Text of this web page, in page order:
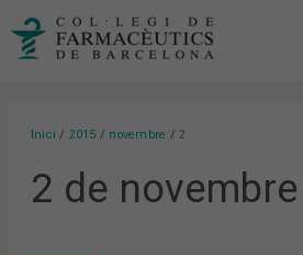
Inici 2015 novembre 2
2 de